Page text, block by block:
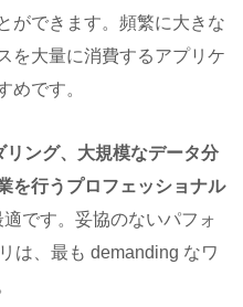
ができます。頻繁に大きな
を大量に消費するアプリケ
めです。
ング、大規模なデータ分
を行うプロフェッショナル
です。妥協のないパフォ
は、最も demanding なワ